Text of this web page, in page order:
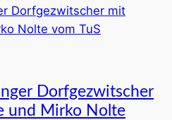
Dorfgezwitscher
und Mirko Nolte